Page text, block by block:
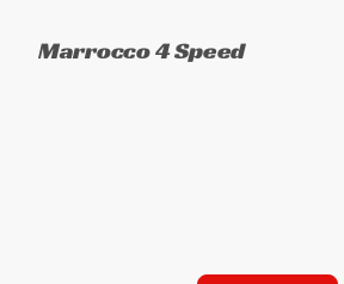
Marrocco 4 Speed